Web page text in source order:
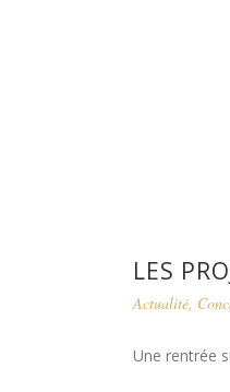
LES
Actualité,
Une rentrée